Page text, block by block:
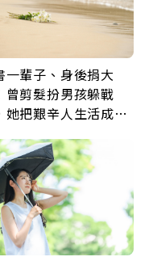
一輩子、身後捐大
曾剪髮扮男孩躲戰
她把艱辛人生活成風